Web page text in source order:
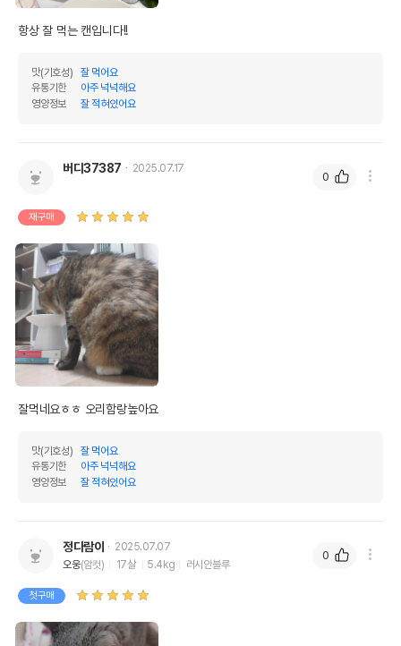
오메가6
탄수화물
기타성분
상세 정보
원료구성
토,완두콩,염화칼륨,당근,소금,염화콜린,멘헤이
파슬리,빻은 아마씨,미네랄(철단백질화합물, 아
연단백질화합물 외),비타민(비타민E보충물, 티아
민질산염 외),타우린,L-아스코르빌-2-폴리인산
제품 타입 캔
권장 연령
* 해당 정보는 브랜드사 사정에 의해 일부 변경될 수 있습니다.
상품 필수 정보
법에 의한 인증,허가 등을
받았음을 확인할수 있는
경우 그에 대한 사항
상세페이지 참조
제조국 또는 원산지
제조자,수입품의 경우
항상 잘 먹는 캔입니다!!
맛(기호성)
잘 먹어요
유통기한
아주 넉넉해요
영양정보
잘 적혀있어요
버디37387 2025.07.17
재구매
잘먹네요ㅎㅎ 오리함랑높아요
맛(기호성)
잘 먹어요
유통기한
아주 넉넉해요
영양정보
잘 적혀있어요
0
정다람이
2025.07.07
오웅(암컷) 17살 5.4kg 러시안블루
첫구매
0